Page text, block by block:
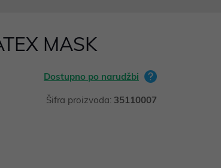
MASK
Dostupno po narudžbi
Šifra proizvoda: 35110007